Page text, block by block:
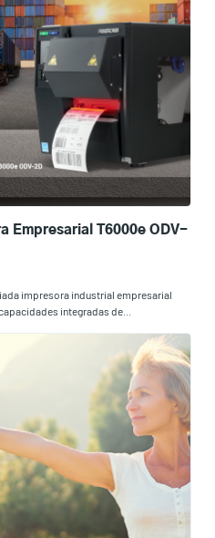
Empresarial T6000e ODV-
impresora industrial empresarial
integradas de...